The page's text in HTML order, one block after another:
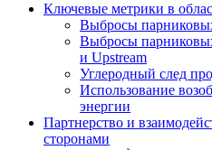
Ключевые метрики в
Выбросы
Выбросы
и Upstream
Углеродный след
Использование
энергии
Партнерство и
сторонами